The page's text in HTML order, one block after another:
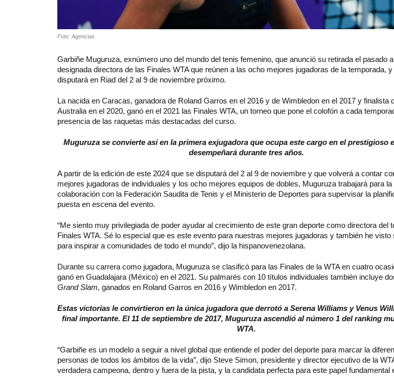
Foto: Agencias.
Garbiñe Muguruza, exnúmero uno del mundo del tenis femenino, que anunció su retirada el pasado
designada directora de las Finales WTA que reúnen a las ocho mejores jugadoras de la temporada,
disputará en Riad del 2 al 9 de noviembre próximo.
La nacida en Caracas, ganadora de Roland Garros en el 2016 y de Wimbledon en el 2017 y finalista
Australia en el 2020, ganó en el 2021 las Finales WTA, un torneo que pone el colofón a cada
presencia de las raquetas más destacadas del curso.
Muguruza se convierte así en la primera exjugadora que ocupa este cargo en el prestigioso
desempeñará durante tres años.
A partir de la edición de este 2024 que se disputará del 2 al 9 de noviembre y que volverá a contar
mejores jugadoras de individuales y los ocho mejores equipos de dobles, Muguruza trabajará para la
colaboración con la Federación Saudita de Tenis y el Ministerio de Deportes para supervisar la
puesta en escena del evento.
“Me siento muy privilegiada de poder ayudar al crecimiento de este gran deporte como directora del
Finales WTA. Sé lo especial que es este evento para nuestras mejores jugadoras y también he visto
para inspirar a comunidades de todo el mundo”, dijo la hispanovenezolana.
Durante su carrera como jugadora, Muguruza se clasificó para las Finales de la WTA en cuatro
ganó en Guadalajara (México) en el 2021. Su palmarés con 10 títulos individuales también incluye
Grand Slam, ganados en Roland Garros en 2016 y Wimbledon en 2017.
Estas victorias le convirtieron en la única jugadora que derrotó a Serena Williams y Venus
final importante. El 11 de septiembre de 2017, Muguruza ascendió al número 1 del ranking
WTA.
“Garbiñe es un modelo a seguir a nivel global que entiende el poder del deporte para marcar la
personas de todos los ámbitos de la vida”, dijo Steve Simon, presidente y director ejecutivo de la
verdadera campeona, dentro y fuera de la pista, y la candidata perfecta para este papel fundamental